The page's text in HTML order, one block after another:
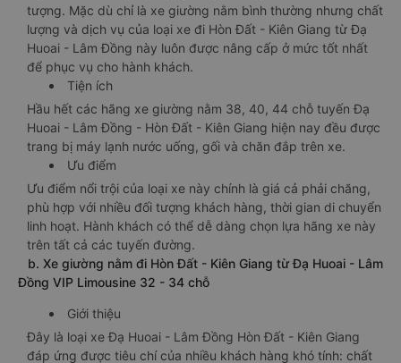
tượng. Mặc dù chỉ là xe giường nằm bình thường nhưng chất
lượng và dịch vụ của loại xe đi Hòn Đất - Kiên Giang từ Đạ
Huoai - Lâm Đồng này luôn được nâng cấp ở mức tốt nhất
để phục vụ cho hành khách.
Tiện ích
Hầu hết các hãng xe giường nằm 38, 40, 44 chỗ tuyến Đạ
Huoai - Lâm Đồng - Hòn Đất - Kiên Giang hiện nay đều được
trang bị máy lạnh nước uống, gối và chăn đắp trên xe.
Ưu điểm
Ưu điểm nổi trội của loại xe này chính là giá cả phải chăng,
phù hợp với nhiều đối tượng khách hàng, thời gian di chuyển
linh hoạt. Hành khách có thể dễ dàng chọn lựa hãng xe này
trên tất cả các tuyến đường.
b. Xe giường nằm đi Hòn Đất - Kiên Giang từ Đạ Huoai - Lâm
Đồng VIP Limousine 32 - 34 chỗ
Giới thiệu
Đây là loại xe Đạ Huoai - Lâm Đồng Hòn Đất - Kiên Giang
đáp ứng được tiêu chí của nhiều khách hàng khó tính: chất